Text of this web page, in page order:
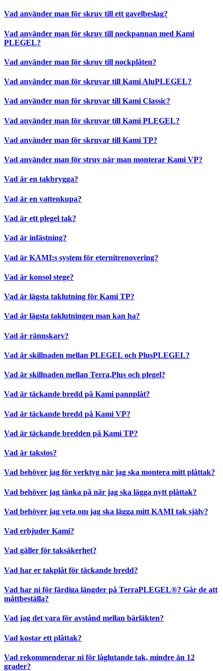
Vad använder man för skruv till ett gavelbeslag?
Vad använder man för skruv till nockpannan med Kami
PLEGEL?
Vad använder man för skruv till nockplåten?
Vad använder man för skruvar till Kami AluPLEGEL?
Vad använder man för skruvar till Kami Classic?
Vad använder man för skruvar till Kami PLEGEL?
Vad använder man för skruvar till Kami TP?
Vad använder man för struv när man monterar Kami VP?
Vad är en takbrygga?
Vad är en vattenkupa?
Vad är ett plegel tak?
Vad är infästning?
Vad är KAMI:s system för eternitrenovering?
Vad är konsol stege?
Vad är lägsta taklutning för Kami TP?
Vad är lägsta taklutningen man kan ha?
Vad är rännskarv?
Vad är skillnaden mellan PLEGEL och PlusPLEGEL?
Vad är skillnaden mellan Terra,Plus och plegel?
Vad är täckande bredd på Kami pannplåt?
Vad är täckande bredd på Kami VP?
Vad är täckande bredden på Kami TP?
Vad är takstos?
Vad behöver jag för verktyg när jag ska montera mitt plåttak?
Vad behöver jag tänka på när jag ska lägga nytt plåttak?
Vad behöver jag veta om jag ska lägga mitt KAMI tak själv?
Vad erbjuder Kami?
Vad gäller för taksäkerhet?
Vad har er takplåt för täckande bredd?
Vad har ni för färdiga längder på TerraPLEGEL®? Går de att
måttbeställa?
Vad jag det vara för avstånd mellan bärläkten?
Vad kostar ett plåttak?
Vad rekommenderar ni för låglutande tak, mindre än 12
grader?